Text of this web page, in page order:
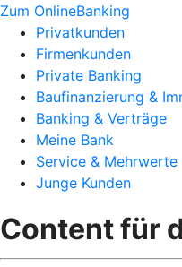
Zum OnlineBanking
Privatkunden
Firmenkunden
Private Banking
Baufinanzierung &
Banking & Verträge
Meine Bank
Service & Mehrwerte
Junge Kunden
Content für